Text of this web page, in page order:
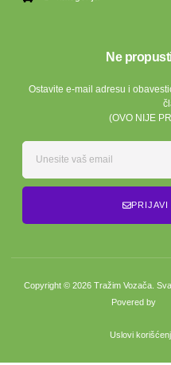
Ne
Ostavite e-mail adresu i
(OVO NIJE
PRIJAVI
Copyright © 2026 Tražim Vozača.
Povered by
Uslovi